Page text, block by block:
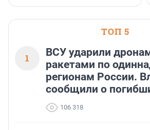
ТОП 5
1
ВСУ ударили
ракетами по
регионам России.
сообщили о
106 318